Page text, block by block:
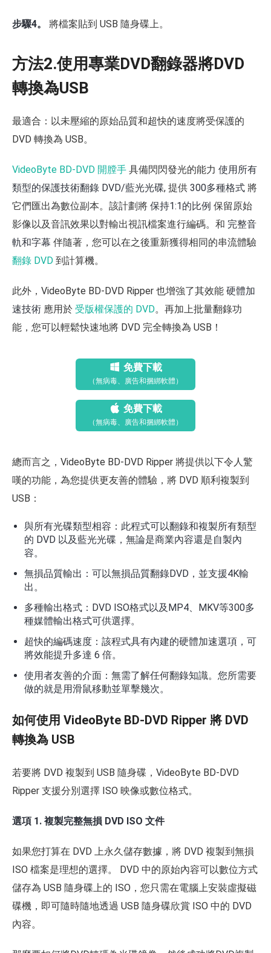
步驟4。 將檔案貼到 USB 隨身碟上。
方法2.使用專業DVD翻錄器將DVD
轉換為USB
最適合：以未壓縮的原始品質和超快的速度將受保護的
DVD 轉換為 USB。
VideoByte BD-DVD 開膛手 具備閃閃發光的能力 使用所有
類型的保護技術翻錄 DVD/藍光光碟, 提供 300多種格式 將
它們匯出為數位副本。該計劃將 保持1:1的比例 保留原始
影像以及音訊效果以對輸出視訊檔案進行編碼。和 完整音
軌和字幕 伴隨著，您可以在之後重新獲得相同的串流體驗
翻錄 DVD 到計算機。
此外，VideoByte BD-DVD Ripper 也增強了其效能 硬體加
速技術 應用於 受版權保護的 DVD。再加上批量翻錄功
能，您可以輕鬆快速地將 DVD 完全轉換為 USB！
免費下載
（無病毒、廣告和捆綁軟體）
免費下載
（無病毒、廣告和捆綁軟體）
總而言之，VideoByte BD-DVD Ripper 將提供以下令人驚
嘆的功能，為您提供更友善的體驗，將 DVD 順利複製到
USB：
與所有光碟類型相容：此程式可以翻錄和複製所有類型
的 DVD 以及藍光光碟，無論是商業內容還是自製內
容。
無損品質輸出：可以無損品質翻錄DVD，並支援4K輸
出。
多種輸出格式：DVD ISO格式以及MP4、MKV等300多
種媒體輸出格式可供選擇。
超快的編碼速度：該程式具有內建的硬體加速選項，可
將效能提升多達 6 倍。
使用者友善的介面：無需了解任何翻錄知識。您所需要
做的就是用滑鼠移動並單擊幾次。
如何使用 VideoByte BD-DVD Ripper 將 DVD
轉換為 USB
若要將 DVD 複製到 USB 隨身碟，VideoByte BD-DVD
Ripper 支援分別選擇 ISO 映像或數位格式。
選項 1. 複製完整無損 DVD ISO 文件
如果您打算在 DVD 上永久儲存數據，將 DVD 複製到無損
ISO 檔案是理想的選擇。 DVD 中的原始內容可以數位方式
儲存為 USB 隨身碟上的 ISO，您只需在電腦上安裝虛擬磁
碟機，即可隨時隨地透過 USB 隨身碟欣賞 ISO 中的 DVD
內容。